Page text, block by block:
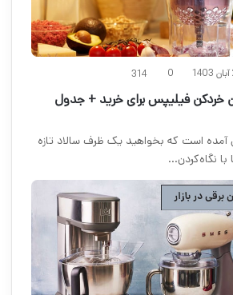
0
314
بهترین خردکن فیلیپس برای خرید + جدول
است که بخواهید یک ظرف سالاد تازه
با نگاه‌کردن…